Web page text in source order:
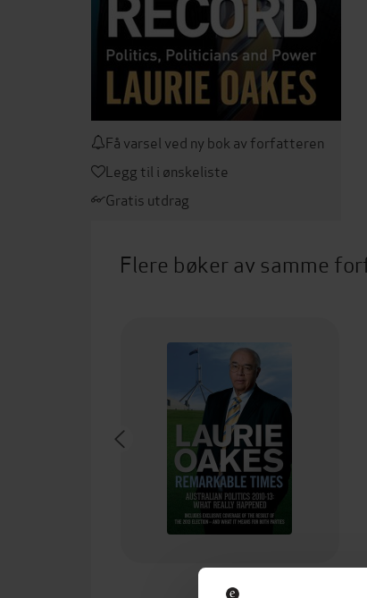
Få varsel ved ny bok av forfatteren
Legg til i ønskeliste
Gratis utdrag
Flere bøker av samme
75,-